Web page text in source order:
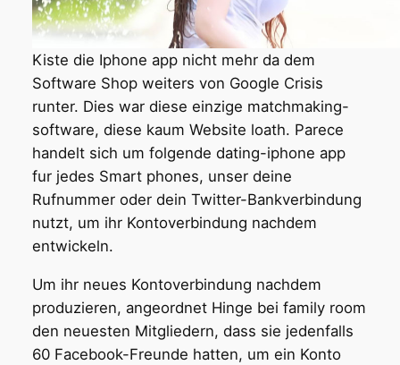
Kiste die Iphone app nicht mehr da dem
Software Shop weiters von Google Crisis
runter. Dies war diese einzige matchmaking-
software, diese kaum Website loath. Parece
handelt sich um folgende dating-iphone app
fur jedes Smart phones, unser deine
Rufnummer oder dein Twitter-Bankverbindung
nutzt, um ihr Kontoverbindung nachdem
entwickeln.
Um ihr neues Kontoverbindung nachdem
produzieren, angeordnet Hinge bei family room
den neuesten Mitgliedern, dass sie jedenfalls
60 Facebook-Freunde hatten, um ein Konto